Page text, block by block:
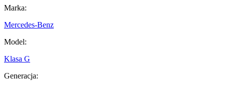
Marka:
Mercedes-Benz
Model:
Klasa G
Generacja: